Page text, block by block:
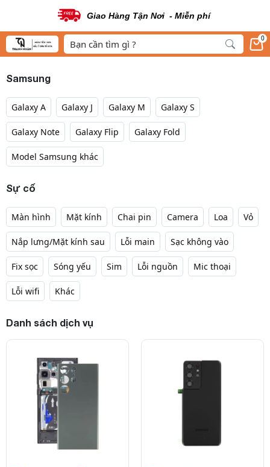
Sản Phẩm Chính Hãng
0
Samsung
Galaxy A Galaxy J Galaxy M Galaxy S
Galaxy Note Galaxy Flip Galaxy Fold
Model Samsung khác
Sự cố
Màn hình Mặt kính Chai pin Camera Loa Vỏ
Nắp lưng/Mặt kính sau Lỗi main Sạc không vào
Fix sọc Sóng yếu Sim Lỗi nguồn Mic thoại
Lỗi wifi Khác
Danh sách dịch vụ